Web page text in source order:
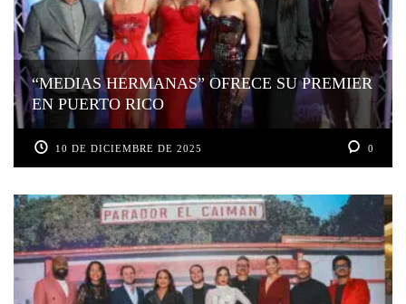
“MEDIAS HERMANAS” OFRECE SU PREMIER
EN PUERTO RICO
10 DE DICIEMBRE DE 2025 0